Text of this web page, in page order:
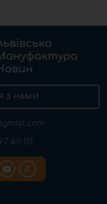
З НАМИ
40 07